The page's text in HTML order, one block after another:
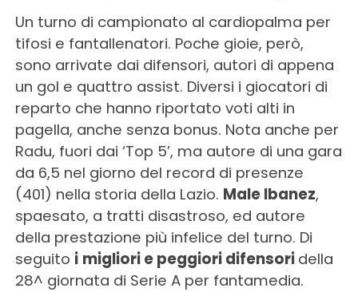
Un turno di campionato al cardiopalma per
tifosi e fantallenatori. Poche gioie, però,
sono arrivate dai difensori, autori di appena
un gol e quattro assist. Diversi i giocatori di
reparto che hanno riportato voti alti in
pagella, anche senza bonus. Nota anche per
Radu, fuori dai ‘Top 5’, ma autore di una gara
da 6,5 nel giorno del record di presenze
(401) nella storia della Lazio. Male Ibanez,
spaesato, a tratti disastroso, ed autore
della prestazione più infelice del turno. Di
seguito i migliori e peggiori difensori della
28^ giornata di Serie A per fantamedia.